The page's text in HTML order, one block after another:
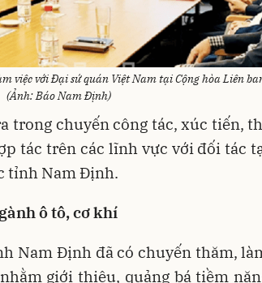
việc với Đại sứ quán Việt Nam tại Cộng hòa Liên
(Ảnh: Báo Nam Định)
trong chuyến công tác, xúc tiến,
tác trên các lĩnh vực với đối tác
tỉnh Nam Định.
ô tô, cơ khí
Nam Định đã có chuyến thăm,
giới thiệu, quảng bá tiềm